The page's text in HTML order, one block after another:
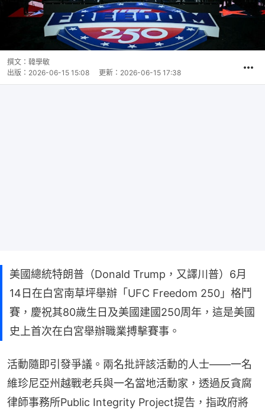
撰文： 韓學敏
出版： 2026-06-15 15:08 更新： 2026-06-15 17:38
美國總統特朗普（Donald Trump，又譯川普）6月
14日在白宮南草坪舉辦「UFC Freedom 250」格鬥
賽，慶祝其80歲生日及美國建國250周年，這是美國
史上首次在白宮舉辦職業搏擊賽事。
活動隨即引發爭議。兩名批評該活動的人士——一名
維珍尼亞州越戰老兵與一名當地活動家，透過反貪腐
律師事務所Public Integrity Project提告，指政府將